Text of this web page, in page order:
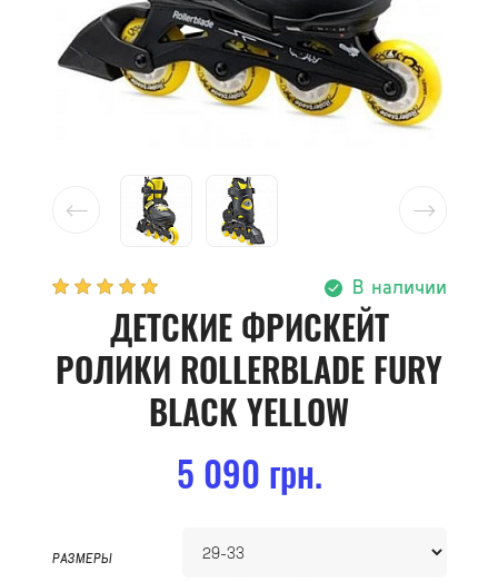
В наличии
ДЕТСКИЕ ФРИСКЕЙТ
РОЛИКИ ROLLERBLADE FURY
BLACK YELLOW
5 090 грн.
РАЗМЕРЫ